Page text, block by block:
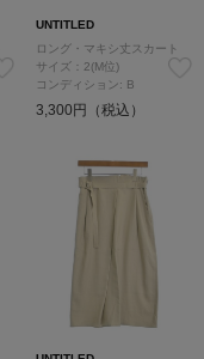
UNTITLED
ロング・マキシ丈スカート
サイズ：2(M位)
コンディション: B
3,300円（税込）